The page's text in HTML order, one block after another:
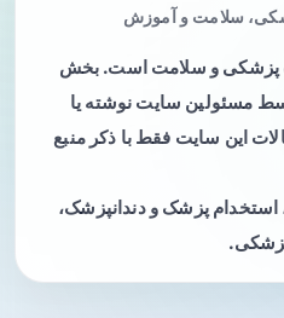
سلامت و آموزش
پزشکی و سلامت است. بخش
مسئولین سایت نوشته یا
این سایت فقط با ذکر منبع
پزشک و دندانپزشک،